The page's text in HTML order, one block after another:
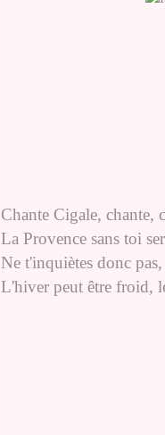
Chante Cigale, chante,
La Provence sans toi
Ne t'inquiètes donc
L'hiver peut être froid,